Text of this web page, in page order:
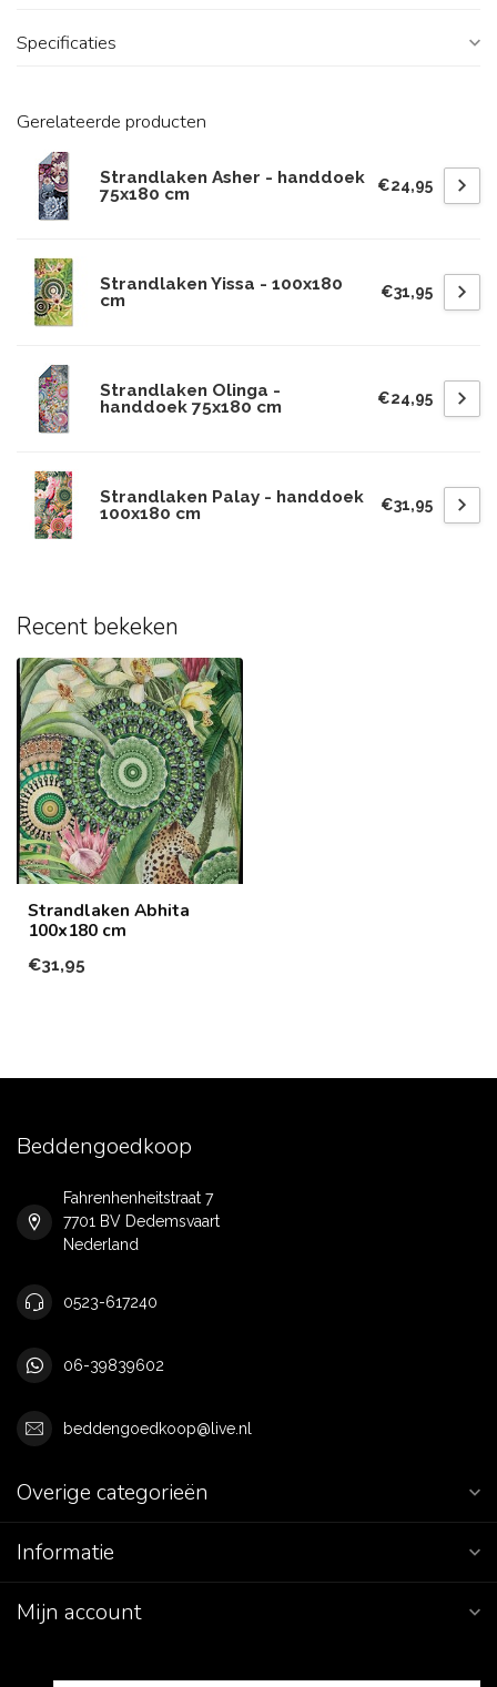
Specificaties
Gerelateerde producten
Strandlaken Asher - handdoek
75x180 cm
€24,95
Strandlaken Yissa - 100x180
cm
€31,95
Strandlaken Olinga -
handdoek 75x180 cm
€24,95
Strandlaken Palay - handdoek
100x180 cm
€31,95
Recent bekeken
Strandlaken Abhita
100x180 cm
€31,95
Beddengoedkoop
Fahrenhenheitstraat 7
7701 BV Dedemsvaart
Nederland
0523-617240
06-39839602
beddengoedkoop@live.nl
Overige categorieën
Informatie
Mijn account